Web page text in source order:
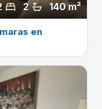
140 m²
2
en